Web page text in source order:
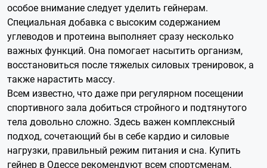
особое внимание следует уделить гейнерам.
Специальная добавка с высоким содержанием
углеводов и протеина выполняет сразу несколько
важных функций. Она помогает насытить организм,
восстановиться после тяжелых силовых тренировок, а
также нарастить массу.
Всем известно, что даже при регулярном посещении
спортивного зала добиться стройного и подтянутого
тела довольно сложно. Здесь важен комплексный
подход, сочетающий бы в себе кардио и силовые
нагрузки, правильный режим питания и сна. Купить
гейнер в Одессе рекомендуют всем спортсменам,